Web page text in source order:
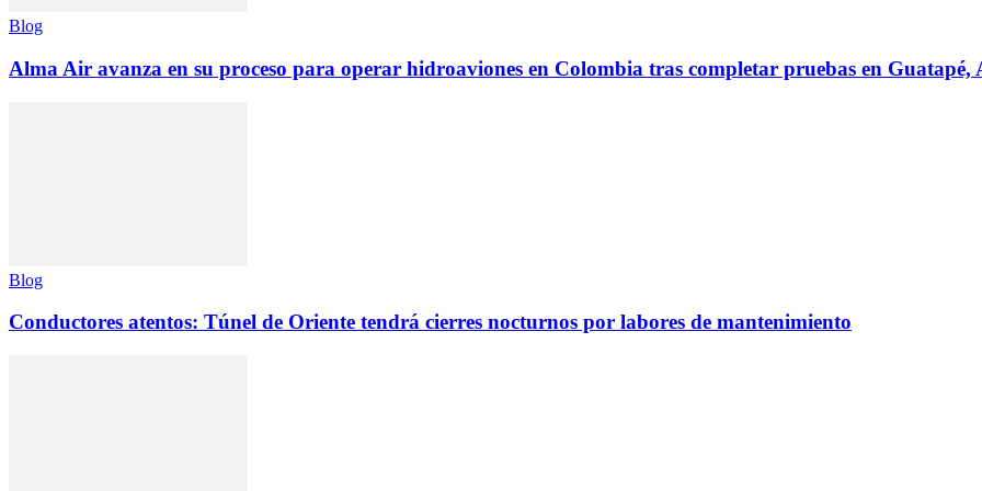
Blog
Alma Air avanza en su proceso para operar hidroaviones en Colombia tras completar pruebas en Guatapé,
Blog
Conductores atentos: Túnel de Oriente tendrá cierres nocturnos por labores de mantenimiento